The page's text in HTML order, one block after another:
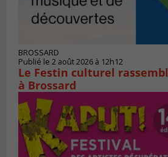
BROSSARD
Publié le 2 août 2026 à 12h12
Le Festin culturel
à Brossard